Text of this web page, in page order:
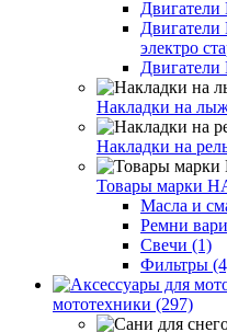
электро
Двигатели
Накладки на
Накладки на
Товары марки
Масла и
Ремни
Свечи (1)
Фильтры
мототехники (297)